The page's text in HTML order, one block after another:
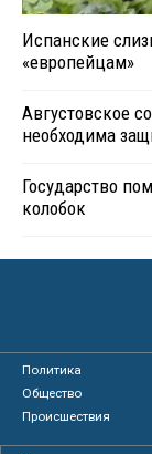
Испанские
«европейцам»
Августовское
необходима
Государство
колобок
Политика
Общество
Происшествия